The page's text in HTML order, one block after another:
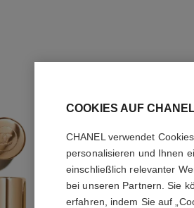
COOKIES AUF
CHANEL verwendet
personalisieren und Ihnen
einschließlich relevanter
bei unseren Partnern. Sie
erfahren, indem Sie auf